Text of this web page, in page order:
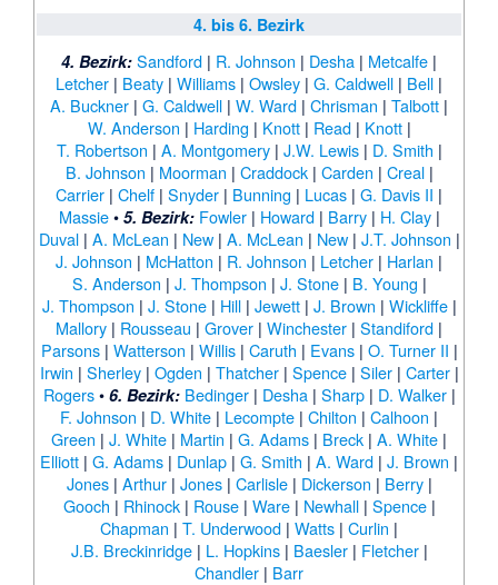
4. bis 6. Bezirk
4. Bezirk: Sandford | R. Johnson | Desha | Metcalfe |
Letcher | Beaty | Williams | Owsley | G. Caldwell | Bell |
A. Buckner | G. Caldwell | W. Ward | Chrisman | Talbott |
W. Anderson | Harding | Knott| Read| Knott|
T. Robertson | A. Montgomery| J.W. Lewis| D. Smith |
B. Johnson | Moorman | Craddock| Carden | Creal|
Carrier | Chelf | Snyder | Bunning | Lucas | G. Davis II |
Massie• 5. Bezirk: Fowler| Howard| Barry| H. Clay|
Duval| A. McLean | New| A. McLean | New| J.T. Johnson |
J. Johnson | McHatton | R. Johnson | Letcher | Harlan |
S. Anderson | J. Thompson | J. Stone| B. Young |
J. Thompson | J. Stone| Hill| Jewett| J. Brown | Wickliffe|
Mallory | Rousseau | Grover | Winchester | Standiford |
Parsons| Watterson | Willis| Caruth | Evans| O. Turner II |
Irwin | Sherley| Ogden | Thatcher| Spence| Siler| Carter|
Rogers• 6. Bezirk: Bedinger| Desha| Sharp| D. Walker|
F. Johnson | D. White | Lecompte | Chilton | Calhoon |
Green | J. White | Martin | G. Adams | Breck | A. White |
Elliott | G. Adams | Dunlap | G. Smith | A. Ward | J. Brown |
Jones| Arthur| Jones| Carlisle| Dickerson | Berry|
Gooch | Rhinock| Rouse| Ware| Newhall| Spence|
Chapman | T. Underwood | Watts | Curlin |
J.B. Breckinridge| L. Hopkins| Baesler| Fletcher|
Chandler | Barr